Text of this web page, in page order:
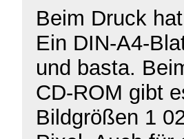
Beim Druck
Ein DIN-A4-
und basta.
CD-ROM gibt
Bildgrößen 1